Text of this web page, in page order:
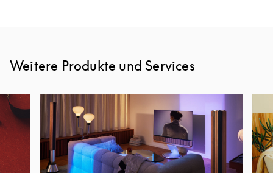
Weitere Produkte und Services